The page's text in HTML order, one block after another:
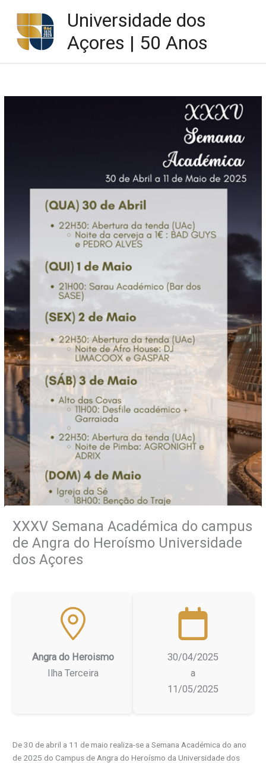
content
Universidade dos
Açores | 50 Anos
XXXV Semana Académica do campus
de Angra do Heroísmo Universidade
dos Açores
Angra do Heroismo
Ilha Terceira
30/04/2025
a
11/05/2025
De 30 de abril a 11 de maio realiza-se a Semana Académica do ano
de 2025 do Campus de Angra do Heroísmo da Universidade dos